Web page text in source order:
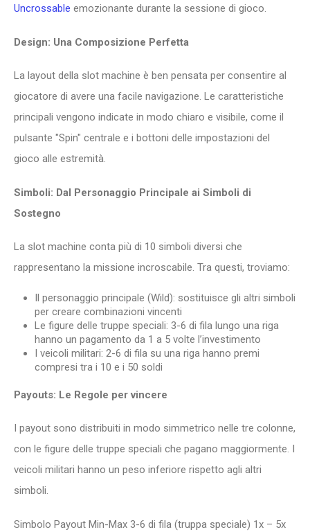
Uncrossable emozionante durante la sessione di gioco.
Design: Una Composizione Perfetta
La layout della slot machine è ben pensata per consentire al
giocatore di avere una facile navigazione. Le caratteristiche
principali vengono indicate in modo chiaro e visibile, come il
pulsante "Spin" centrale e i bottoni delle impostazioni del
gioco alle estremità.
Simboli: Dal Personaggio Principale ai Simboli di
Sostegno
La slot machine conta più di 10 simboli diversi che
rappresentano la missione incroscabile. Tra questi, troviamo:
Il personaggio principale (Wild): sostituisce gli altri simboli
per creare combinazioni vincenti
Le figure delle truppe speciali: 3-6 di fila lungo una riga
hanno un pagamento da 1 a 5 volte l’investimento
I veicoli militari: 2-6 di fila su una riga hanno premi
compresi tra i 10 e i 50 soldi
Payouts: Le Regole per vincere
I payout sono distribuiti in modo simmetrico nelle tre colonne,
con le figure delle truppe speciali che pagano maggiormente. I
veicoli militari hanno un peso inferiore rispetto agli altri
simboli.
Simbolo Payout Min-Max 3-6 di fila (truppa speciale) 1x – 5x